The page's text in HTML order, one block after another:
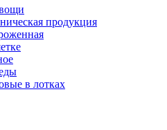
продукция
в лотках